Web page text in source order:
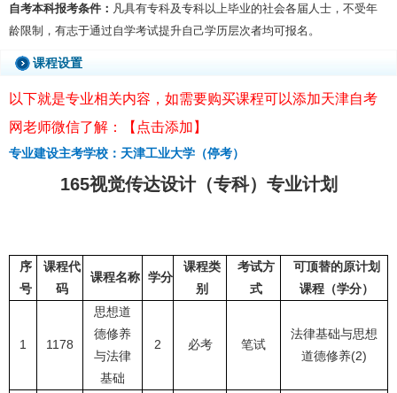
自考本科报考条件： 凡具有专科及专科以上毕业的社会各届人士，不受年
龄限制，有志于通过自学考试提升自己学历层次者均可报名。
课程设置
以下就是专业相关内容，如需要购买课程可以添加天津自考
网老师微信了解：【点击添加】
专业建设主考学校：天津工业大学（停考）
165视觉传达设计（专科）专业计划
序
号
课程代
码
课程名称 学分
课程类
别
考试方
式
可顶替的原计划
课程（学分）
1 1178
思想道
德修养
与法律
基础
2 必考 笔试
法律基础与思想
道德修养(2)